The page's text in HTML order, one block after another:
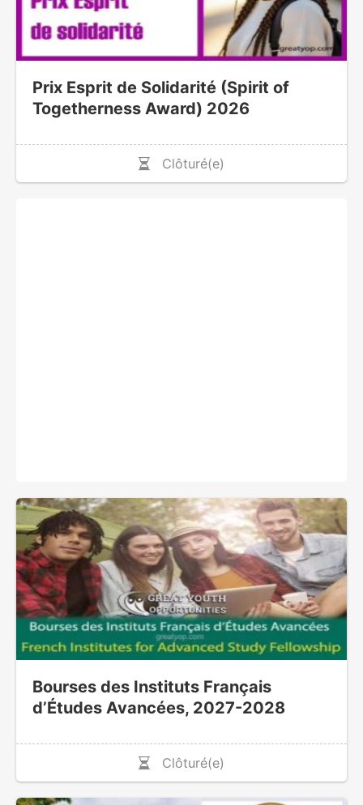
Prix Esprit de Solidarité (Spirit of
Togetherness Award) 2026
Clôturé(e)
Bourses des Instituts Français
d’Études Avancées, 2027-2028
Clôturé(e)